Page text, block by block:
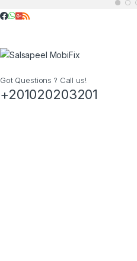
Got Questions ? Call us!
+201020203201